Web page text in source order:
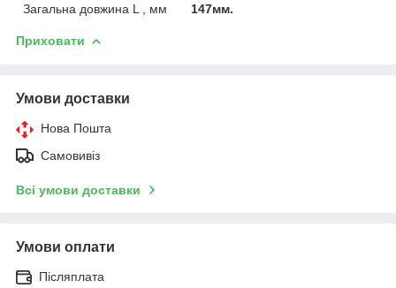
Загальна довжина L , мм
147мм.
Приховати
Умови доставки
Нова Пошта
Самовивіз
Всі умови доставки
Умови оплати
Післяплата